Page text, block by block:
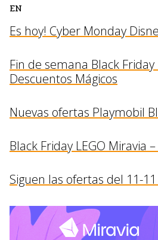
EN
Es hoy! Cyber Monday
Fin de semana Black
Descuentos Mágicos
Nuevas ofertas Playmobil
Black Friday LEGO Miravia
Siguen las ofertas del 11-